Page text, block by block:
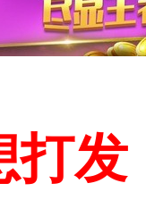
打发